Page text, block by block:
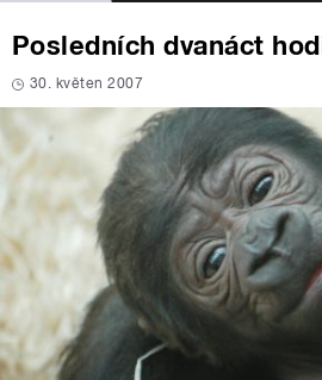
Posledních dvanáct
30. květen 2007